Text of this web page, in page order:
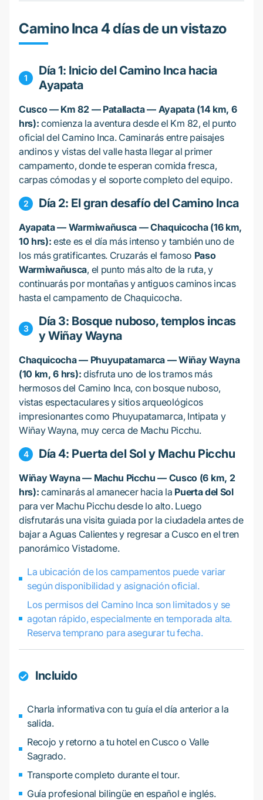
Camino Inca 4 días de un vistazo
Día 1: Inicio del Camino Inca hacia
Ayapata
Cusco — Km 82 — Patallacta — Ayapata (14 km, 6
hrs): comienza la aventura desde el Km 82, el punto
oficial del Camino Inca. Caminarás entre paisajes
andinos y vistas del valle hasta llegar al primer
campamento, donde te esperan comida fresca,
carpas cómodas y el soporte completo del equipo.
Día 2: El gran desafío del Camino Inca
Ayapata — Warmiwañusca — Chaquicocha (16 km,
10 hrs): este es el día más intenso y también uno de
los más gratificantes. Cruzarás el famoso Paso
Warmiwañusca, el punto más alto de la ruta, y
continuarás por montañas y antiguos caminos incas
hasta el campamento de Chaquicocha.
Día 3: Bosque nuboso, templos incas
y Wiñay Wayna
Chaquicocha — Phuyupatamarca — Wiñay Wayna
(10 km, 6 hrs): disfruta uno de los tramos más
hermosos del Camino Inca, con bosque nuboso,
vistas espectaculares y sitios arqueológicos
impresionantes como Phuyupatamarca, Intipata y
Wiñay Wayna, muy cerca de Machu Picchu.
Día 4: Puerta del Sol y Machu Picchu
Wiñay Wayna — Machu Picchu — Cusco (6 km, 2
hrs): caminarás al amanecer hacia la Puerta del Sol
para ver Machu Picchu desde lo alto. Luego
disfrutarás una visita guiada por la ciudadela antes de
bajar a Aguas Calientes y regresar a Cusco en el tren
panorámico Vistadome.
La ubicación de los campamentos puede variar
según disponibilidad y asignación oficial.
Los permisos del Camino Inca son limitados y se
agotan rápido, especialmente en temporada alta.
Reserva temprano para asegurar tu fecha.
Incluido
Charla informativa con tu guía el día anterior a la
salida.
Recojo y retorno a tu hotel en Cusco o Valle
Sagrado.
Transporte completo durante el tour.
Guía profesional bilingüe en español e inglés.